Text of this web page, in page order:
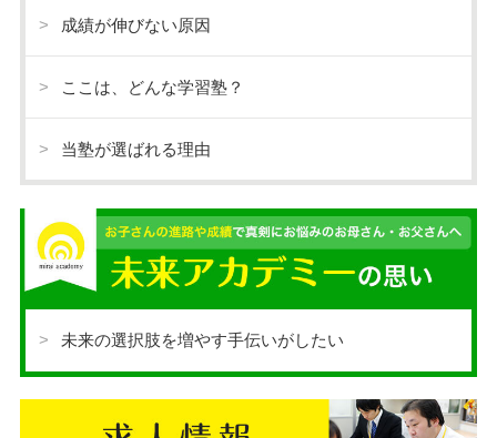
成績が伸びない原因
ここは、どんな学習塾？
当塾が選ばれる理由
未来の選択肢を増やす手伝いがしたい